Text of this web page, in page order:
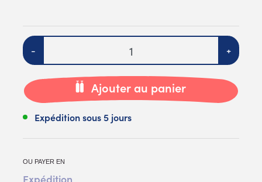
Quantité
- +
Ajouter au panier
Expédition sous 5 jours
OU PAYER EN
Expédition